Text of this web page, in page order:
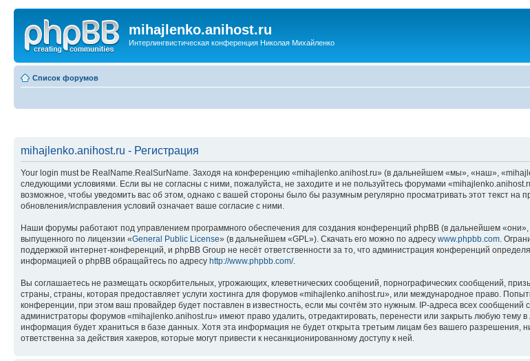
mihajlenko.anihost.ru
Интерлингвистическая конференция Николая Михайленко
Список форумов
mihajlenko.anihost.ru - Регистрация
Your login must be RealName.RealSurName. Заходя на конференцию «mihajlenko.anihost.ru» (в дальнейшем «мы», «наш»,
следующими условиями. Если вы не согласны с ними, пожалуйста, не заходите и не пользуйтесь форумами
возможное, чтобы уведомить вас об этом, однако с вашей стороны было бы разумным регулярно просматривать этот текст
обновления/исправления условий означает ваше согласие с ними.
Наши форумы работают под управлением программного обеспечения для создания конференций phpBB (в дальнейшем
выпущенного по лицензии «General Public License» (в дальнейшем «GPL»). Скачать его можно по адресу www.phpbb.com.
поддержкой интернет-конференций, и phpBB Group не несёт ответственности за то, что администрация конференций
информацией о phpBB обращайтесь по адресу http://www.phpbb.com/.
Вы соглашаетесь не размещать оскорбительных, угрожающих, клеветнических сообщений, порнографических сообщений,
страны, страны, которая предоставляет услуги хостинга для форумов «mihajlenko.anihost.ru», или международное право.
конференции, при этом ваш провайдер будет поставлен в известность, если мы сочтём это нужным. IP-адреса всех
администраторы форумов «mihajlenko.anihost.ru» имеют право удалить, отредактировать, перенести или закрыть любую тему
информация будет храниться в базе данных. Хотя эта информация не будет открыта третьим лицам без вашего
ответственна за действия хакеров, которые могут привести к несанкционированному доступу к ней.